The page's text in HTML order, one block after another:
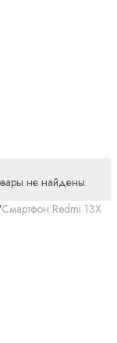
не найдены.
Смартфон Redmi 13X